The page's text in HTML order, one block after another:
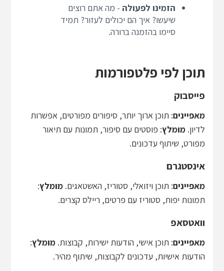
הזמינו לפעולה - מה אתם רוצים
שיעשו? איך הם יכולים לעזור? תמיד
סיימו בהזמנה ברורה.
תוכן לפי פלטפורמות
פייסבוק
מאפיינים: תוכן ארוך יותר, סיפורים מפורטים, אפשרות
לדיון.מומלץ: פוסטים עם סיפור, תמונות עם תיאור
מפורט, שיתוף עדכונים.
אינסטגרם
מאפיינים: תוכן ויזואלי, סטוריז, האשטאגים.מומלץ:
תמונות יפות, סטוריז עם פרטים, ריילס קצרים.
וואטסאפ
מאפיינים: תוכן אישי, הודעות ישירות, קבוצות.מומלץ:
הודעות אישיות, עדכונים לקבוצות, שיתוף מהיר.